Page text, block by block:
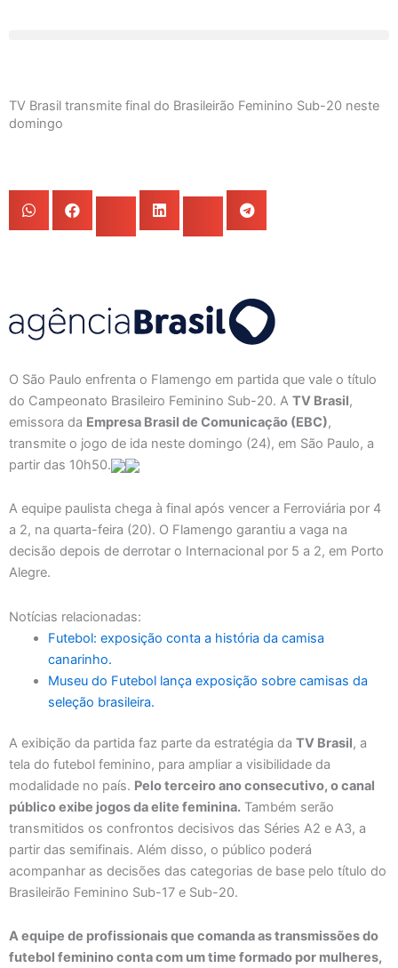
TV Brasil transmite final do Brasileirão Feminino Sub-20 neste
domingo
O São Paulo enfrenta o Flamengo em partida que vale o título
do Campeonato Brasileiro Feminino Sub-20. A TV Brasil,
emissora da Empresa Brasil de Comunicação (EBC),
transmite o jogo de ida neste domingo (24), em São Paulo, a
partir das 10h50.
A equipe paulista chega à final após vencer a Ferroviária por 4
a 2, na quarta-feira (20). O Flamengo garantiu a vaga na
decisão depois de derrotar o Internacional por 5 a 2, em Porto
Alegre.
Notícias relacionadas:
Futebol: exposição conta a história da camisa
canarinho.
Museu do Futebol lança exposição sobre camisas da
seleção brasileira.
A exibição da partida faz parte da estratégia da TV Brasil, a
tela do futebol feminino, para ampliar a visibilidade da
modalidade no país. Pelo terceiro ano consecutivo, o canal
público exibe jogos da elite feminina. Também serão
transmitidos os confrontos decisivos das Séries A2 e A3, a
partir das semifinais. Além disso, o público poderá
acompanhar as decisões das categorias de base pelo título do
Brasileirão Feminino Sub-17 e Sub-20.
A equipe de profissionais que comanda as transmissões do
futebol feminino conta com um time formado por mulheres,